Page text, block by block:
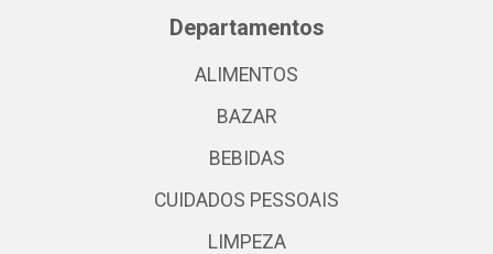
Departamentos
ALIMENTOS
BAZAR
BEBIDAS
CUIDADOS PESSOAIS
LIMPEZA